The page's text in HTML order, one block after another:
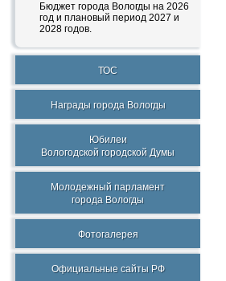
Бюджет города Вологды на 2026
год и плановый период 2027 и
2028 годов.
ТОС
Награды города Вологды
Юбилеи
Вологодской городской Думы
Молодежный парламент
города Вологды
Фотогалерея
Официальные сайты РФ